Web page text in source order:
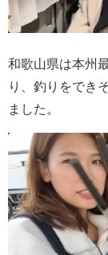
和歌山県は本州
り、釣りをでき
ました。